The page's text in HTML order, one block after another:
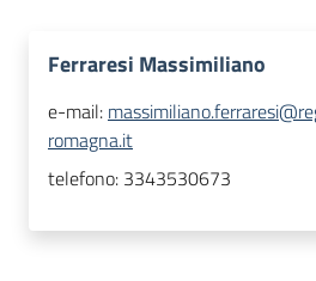
Ferraresi Massimiliano
e-mail:
romagna.it
telefono: 3343530673